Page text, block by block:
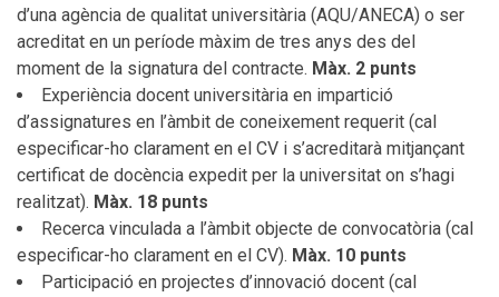
d’una agència de qualitat universitària (AQU/ANECA) o ser
acreditat en un període màxim de tres anys des del
moment de la signatura del contracte. Màx. 2 punts
Experiència docent universitària en impartició
d’assignatures en l’àmbit de coneixement requerit (cal
especificar-ho clarament en el CV i s’acreditarà mitjançant
certificat de docència expedit per la universitat on s’hagi
realitzat). Màx. 18 punts
Recerca vinculada a l’àmbit objecte de convocatòria (cal
especificar-ho clarament en el CV). Màx. 10 punts
Participació en projectes d’innovació docent (cal